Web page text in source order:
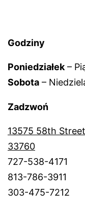
Godziny
Poniedziałek–
Sobota –
Zadzwoń
13575 58th
33760
727-538-4171
813-786-3911
303-475-7212